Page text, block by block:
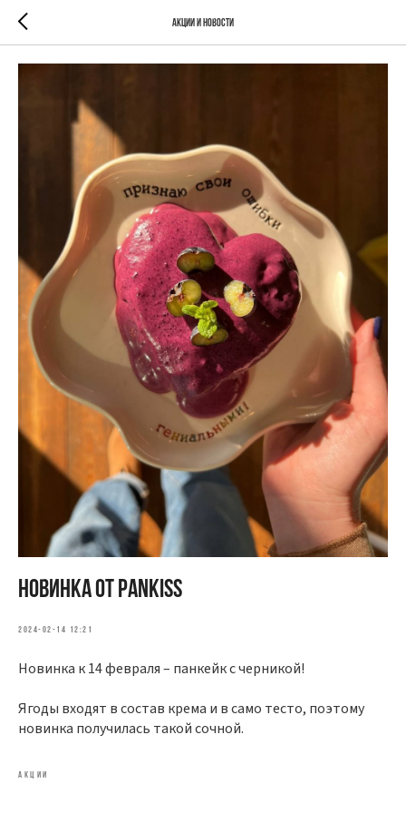
Акции и новости
Новинка от Pankiss
2024-02-14 12:21
Новинка к 14 февраля – панкейк с черникой!
Ягоды входят в состав крема и в само тесто, поэтому
новинка получилась такой сочной.
АКЦИИ